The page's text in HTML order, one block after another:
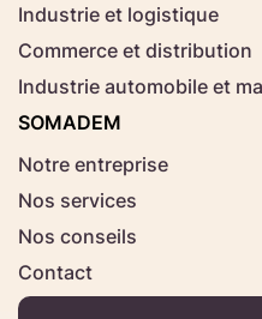
Industrie et logistique
Commerce et distribution
Industrie automobile et
SOMADEM
Notre entreprise
Nos services
Nos conseils
Contact